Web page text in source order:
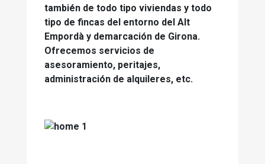
también de todo tipo viviendas y todo
tipo de fincas del entorno del Alt
Empordà y demarcación de Girona.
Ofrecemos servicios de
asesoramiento, peritajes,
administración de alquileres, etc.